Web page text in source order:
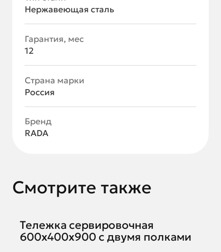
Нержавеющая сталь
Гарантия, мес
12
Страна марки
Россия
Бренд
RADA
Смотрите также
Тележка сервировочная
600х400х900 с двумя полками